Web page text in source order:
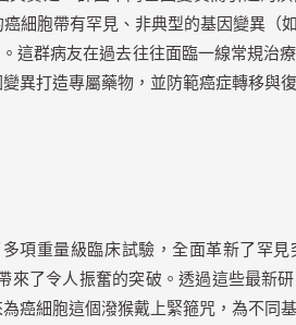
癌細胞帶有罕見、非典型的基因變異（
這群病友在過去往往面臨一線常規治
異打造專屬藥物，並防範癌症轉移與
項重量級臨床試驗，全面革新了罕
了令人振奮的突破。透過這些最新
癌細胞這個潑猴戴上緊箍咒，為不同